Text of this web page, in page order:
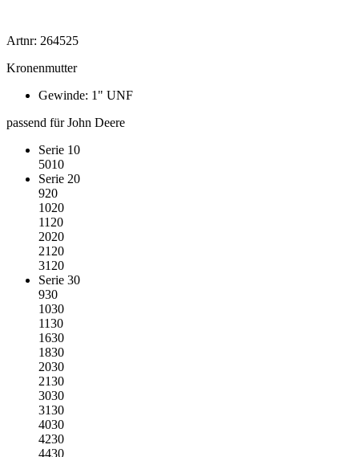
Artnr: 264525
Kronenmutter
Gewinde: 1" UNF
passend für John Deere
Serie 10
5010
Serie 20
920
1020
1120
2020
2120
3120
Serie 30
930
1030
1130
1630
1830
2030
2130
3030
3130
4030
4230
4430